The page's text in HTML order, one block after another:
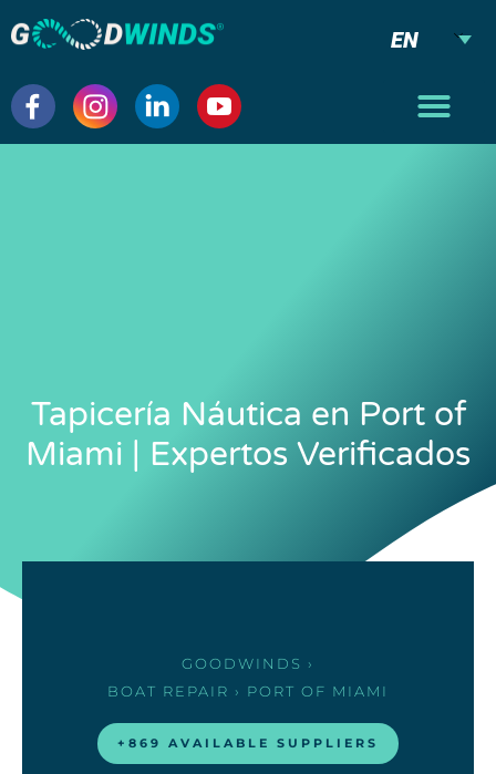
EN
Tapicería Náutica en Port of
Miami | Expertos Verificados
GOODWINDS ›
BOAT REPAIR › PORT OF MIAMI
+869 AVAILABLE SUPPLIERS